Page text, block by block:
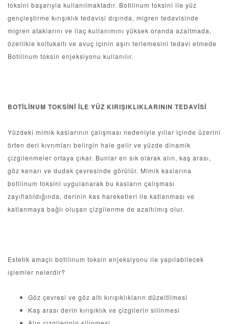
toksini başarıyla kullanılmaktadır. Botilinum toksini ile yüz
gençleştirme kırışıklık tedavisi dışında, migren tedavisinde
migren ataklarını ve ilaç kullanımını yüksek oranda azaltmada,
özellikle koltukaltı ve avuç içinin aşırı terlemesini tedavi etmede
Botilinum toksin enjeksiyonu kullanılır.
BOTİLİNUM TOKSİNİ İLE YÜZ KIRIŞIKLIKLARININ TEDAVİSİ
Yüzdeki mimik kaslarının çalışması nedeniyle yıllar içinde üzerini
örten deri kıvrımları belirgin hale gelir ve yüzde dinamik
çizgilenmeler ortaya çıkar. Bunlar en sık olarak alın, kaş arası,
göz kenarı ve dudak çevresinde görülür. Mimik kaslarına
botilinum toksini uygulanarak bu kasların çalışması
zayıflatıldığında, derinin kas hareketleri ile katlanması ve
katlanmaya bağlı oluşan çizgilenme de azaltılmış olur.
Estetik amaçlı botilinum toksin enjeksiyonu ile yapılabilecek
işlemler nelerdir?
Göz çevresi ve göz altı kırışıklıkların düzeltilmesi
Kaş arası derin kırışıklık ve çizgilerin silinmesi